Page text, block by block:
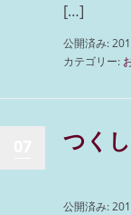
[…]
公開済み:
カテゴリー:
つく
公開済み: